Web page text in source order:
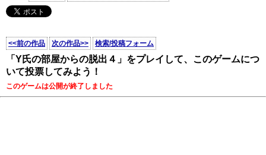
<<前の作品 次の作品>> 検索/投稿フォーム
「Y氏の部屋からの脱出４」をプレイして、このゲームにつ
いて投票してみよう！
このゲームは公開が終了しました